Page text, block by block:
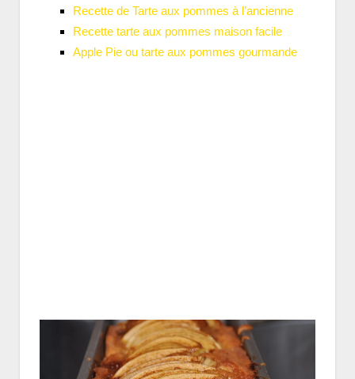
Recette de Tarte aux pommes à l’ancienne
Recette tarte aux pommes maison facile
Apple Pie ou tarte aux pommes gourmande